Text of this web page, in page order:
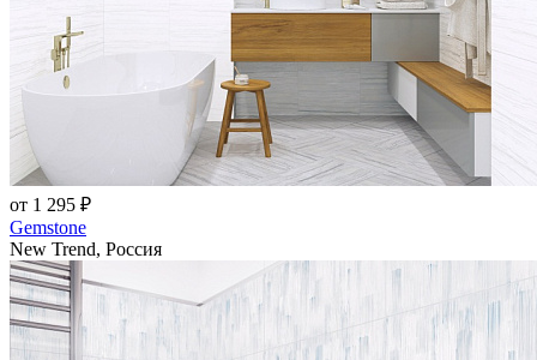
от 1 295 ₽
Gemstone
New Trend, Россия